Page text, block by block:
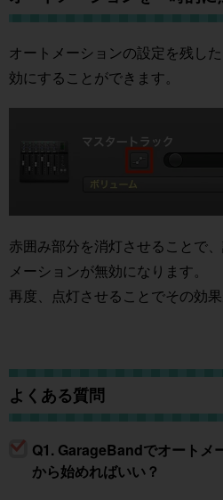
オートメーションの設定を残し
効にすることができます。
赤囲み部分を消灯させることで
メーションが無効になります。
再度、点灯させることでその効果
よくある質問
Q1. GarageBandでオートメ
から始めればいい？